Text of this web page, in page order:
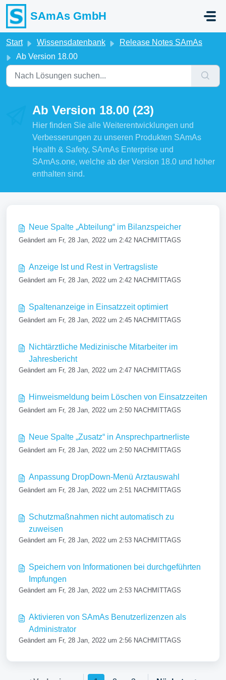
Zum hauptsächlichen Inhalt gehen
SAmAs GmbH
Start Wissensdatenbank
Release Notes SAmAs
Ab Version 18.00
Ab Version 18.00 (23)
Hier finden Sie alle Weiterentwicklungen und
Verbesserungen zu unseren Produkten SAmAs
Health & Safety, SAmAs Enterprise und
SAmAs.one, welche ab der Version 18.0 und höher
enthalten sind.
Neue Spalte „Abteilung“ im Bilanzspeicher
Geändert am Fr, 28 Jan, 2022 um 2:42 NACHMITTAGS
Anzeige Ist und Rest in Vertragsliste
Geändert am Fr, 28 Jan, 2022 um 2:42 NACHMITTAGS
Spaltenanzeige in Einsatzzeit optimiert
Geändert am Fr, 28 Jan, 2022 um 2:45 NACHMITTAGS
Nichtärztliche Medizinische Mitarbeiter im
Jahresbericht
Geändert am Fr, 28 Jan, 2022 um 2:47 NACHMITTAGS
Hinweismeldung beim Löschen von Einsatzzeiten
Geändert am Fr, 28 Jan, 2022 um 2:50 NACHMITTAGS
Neue Spalte „Zusatz“ in Ansprechpartnerliste
Geändert am Fr, 28 Jan, 2022 um 2:50 NACHMITTAGS
Anpassung DropDown-Menü Arztauswahl
Geändert am Fr, 28 Jan, 2022 um 2:51 NACHMITTAGS
Schutzmaßnahmen nicht automatisch zu
zuweisen
Geändert am Fr, 28 Jan, 2022 um 2:53 NACHMITTAGS
Speichern von Informationen bei durchgeführten
Impfungen
Geändert am Fr, 28 Jan, 2022 um 2:53 NACHMITTAGS
Aktivieren von SAmAs Benutzerlizenzen als
Administrator
Geändert am Fr, 28 Jan, 2022 um 2:56 NACHMITTAGS